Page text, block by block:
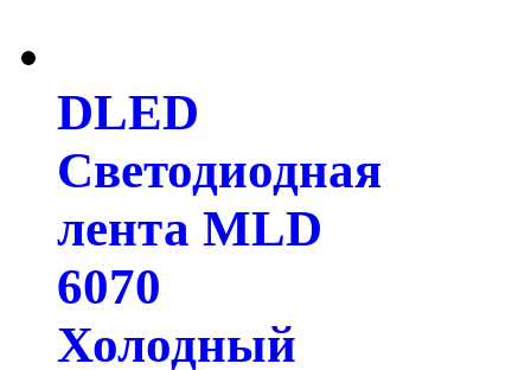
DLED
Светодиодная
лента MLD
6070
Холодный